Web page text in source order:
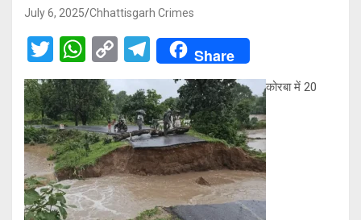
July 6, 2025 Chhattisgarh Crimes
T
wi
tt
er
W
h
at
s
A
p
p
C
o
py
Li
n
k
T
el
e
gr
a
m
Share
कोरबा में 20